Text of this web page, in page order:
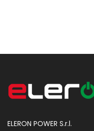
ELERON POWER S.r.l.